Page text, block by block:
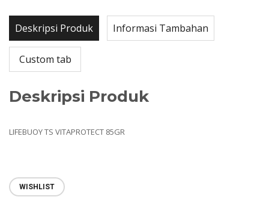
Deskripsi Produk Informasi Tambahan
Custom tab
Deskripsi Produk
LIFEBUOY TS VITAPROTECT 85GR
WISHLIST